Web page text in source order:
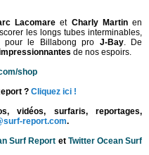
Lacomare et Charly Martinen
les longs tubes interminables,
le Billabong pro J-Bay. De
de nos espoirs.
shop
? Cliquez ici !
vidéos, surfaris, reportages,
report.com.
Surf Report et Twitter Ocean Surf